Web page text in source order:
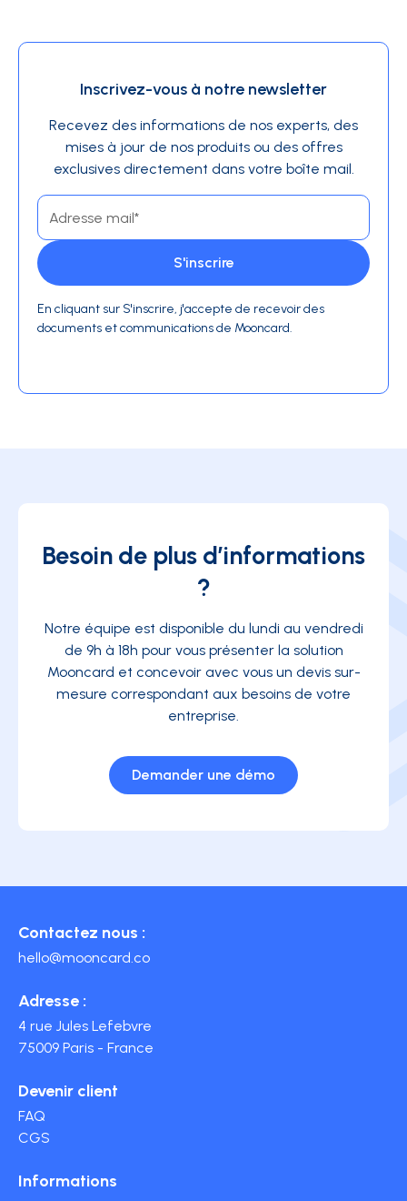
Inscrivez-vous à notre newsletter
Recevez des informations de nos experts, des
mises à jour de nos produits ou des offres
exclusives directement dans votre boîte mail.
En cliquant sur S'inscrire, j'accepte de recevoir des
documents et communications de Mooncard.
Besoin de plus d’informations
?
Notre équipe est disponible du lundi au vendredi
de 9h à 18h pour vous présenter la solution
Mooncard et concevoir avec vous un devis sur-
mesure correspondant aux besoins de votre
entreprise.
Demander une démo
Contactez nous :
hello@mooncard.co
Adresse :
4 rue Jules Lefebvre
75009 Paris - France
Devenir client
FAQ
CGS
Informations